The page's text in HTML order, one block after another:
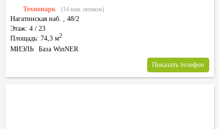
Технопарк (14 мин. пешком)
Нагатинская наб. , 48/2
Этаж: 4 / 23
Площадь: 74,3 м2
МИЭЛЬ База WinNER
Показать телефон